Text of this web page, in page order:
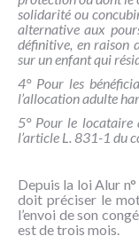
solidarité ou
alternative aux
définitive, en raison
sur un enfant qui
4° Pour les
l’allocation adulte
5° Pour le locataire
l’article L. 831-1 du
Depuis la loi Alur
doit préciser le
l’envoi de son
est de trois mois.